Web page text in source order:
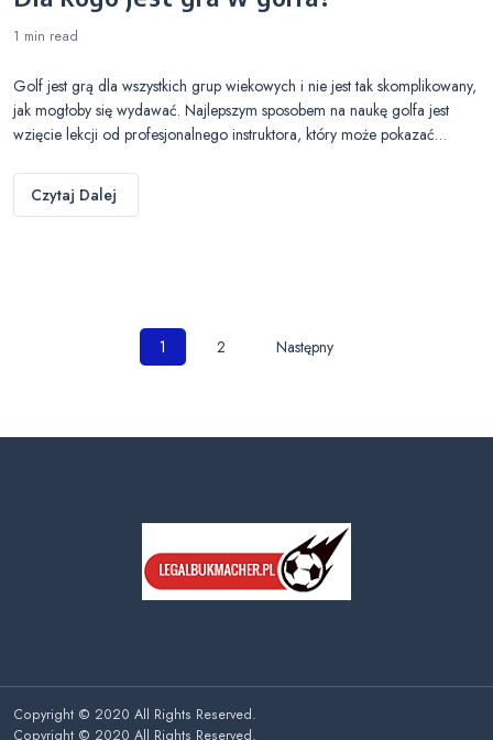
1 min read
Golf jest grą dla wszystkich grup wiekowych i nie jest tak skomplikowany,
jak mogłoby się wydawać. Najlepszym sposobem na naukę golfa jest
wzięcie lekcji od profesjonalnego instruktora, który może pokazać…
Czytaj Dalej
Nawigacja
1 2 Następny
Copyright © 2020 All Rights Reserved.
Copyright © 2020 All Rights Reserved.